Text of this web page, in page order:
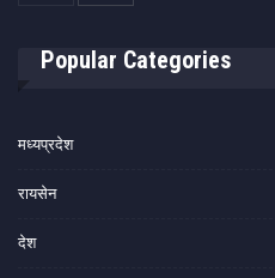
Popular Categories
मध्यप्रदेश
रायसेन
देश